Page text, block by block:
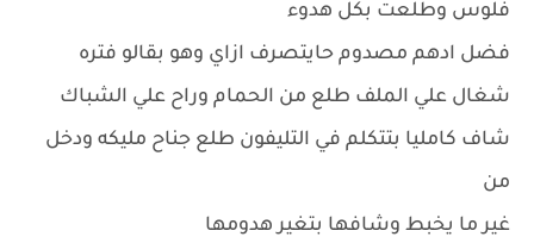
فلوس وطلعت بكل هدوء
فضل ادهم مصدوم حايتصرف ازاي وهو بقالو فتره
شغال علي الملف طلع من الحمام وراح علي الشباك
شاف كامليا بتتكلم في التليفون طلع جناح مليكه ودخل
من
غير ما يخبط وشافها بتغير هدومها